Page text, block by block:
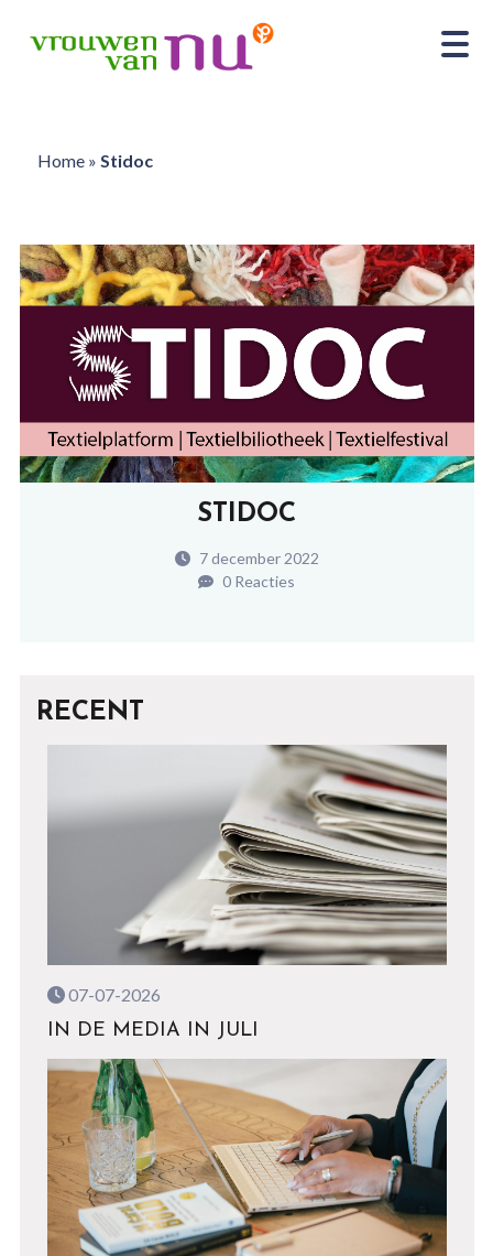
Home» Stidoc
STIDOC
7 december 2022
0 Reacties
RECENT
07-07-2026
IN DE MEDIA IN JULI